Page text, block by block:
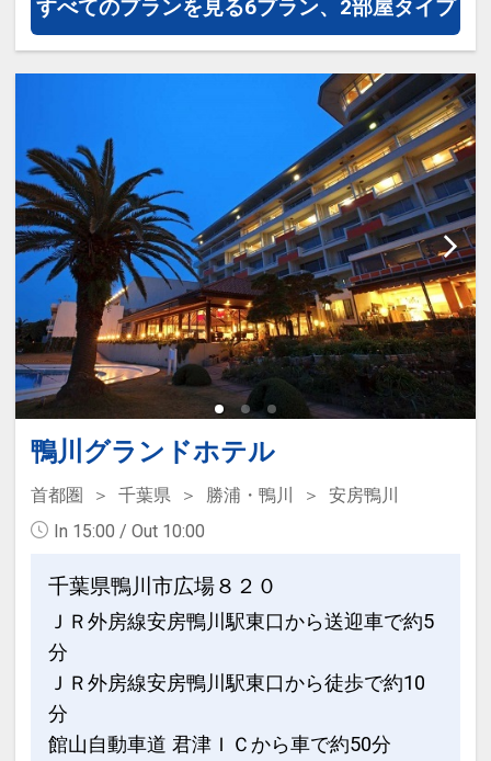
インターネットコース番号：DP-1-
すべてのプランを見る6プラン、2部屋タイプ
鴨川グランドホテル
首都圏 千葉県 勝浦・鴨川
安房鴨川
In 15:00 / Out 10:00
千葉県鴨川市広場８２０
ＪＲ外房線安房鴨川駅東口から送迎車で約5
分
ＪＲ外房線安房鴨川駅東口から徒歩で約10
分
館山自動車道 君津ＩＣから車で約50分